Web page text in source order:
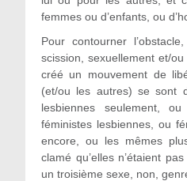
femmes ou d’enfants, ou
Pour contourner
scission, sexuellement et/
créé un mouvement de
(et/ou les autres) se sont
lesbiennes seulement,
féministes lesbiennes, ou
encore, ou les mêmes
clamé qu’elles n’étaient
un troisième sexe, non,